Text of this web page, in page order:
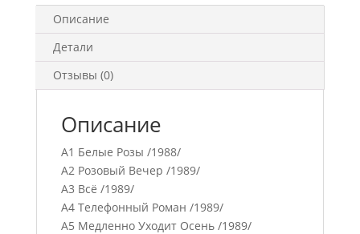
Описание
Детали
Отзывы (0)
Описание
A1 Белые Розы /1988/
A2 Розовый Вечер /1989/
A3 Всё /1989/
A4 Телефонный Роман /1989/
A5 Медленно Уходит Осень /1989/